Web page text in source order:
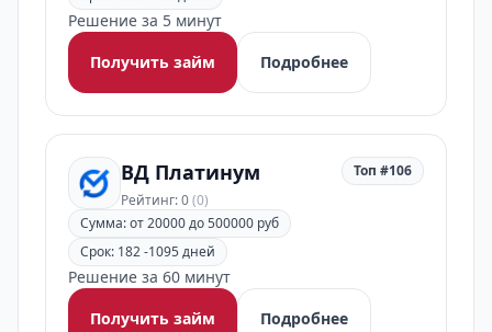
Решение за 5 минут
Получить займ
Подробнее
ВД Платинум
Рейтинг: 0(0)
Топ #106
Сумма: от 20000 до 500000 руб
Срок: 182 -1095 дней
Решение за 60 минут
Получить займ
Подробнее